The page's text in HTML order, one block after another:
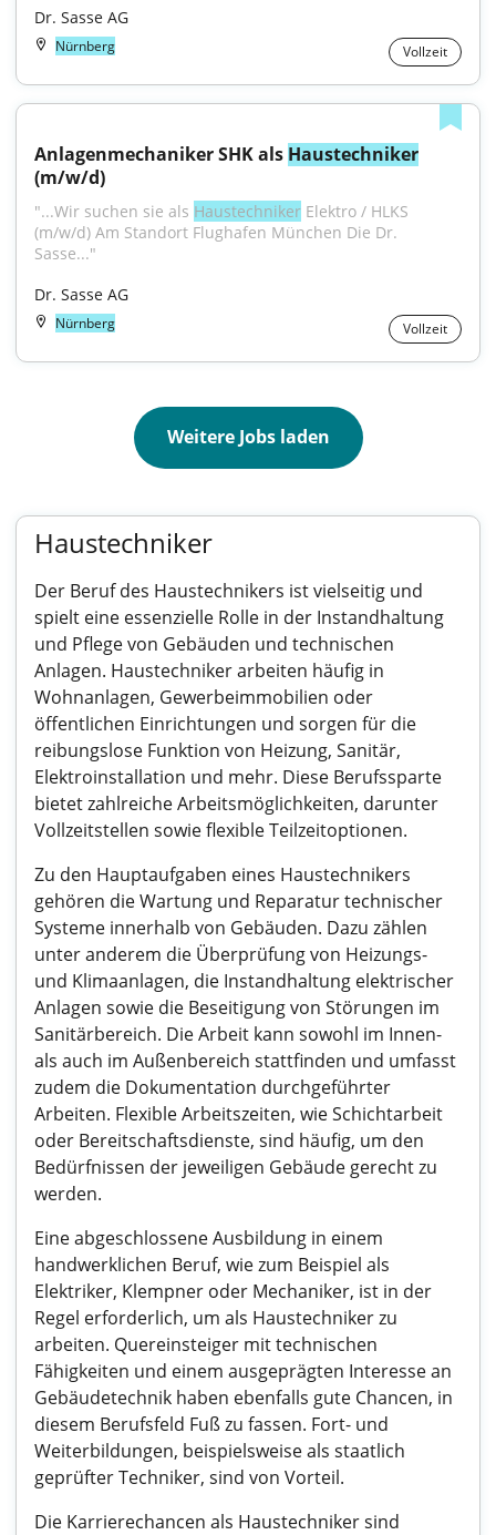
Dr. Sasse AG
Nürnberg Vollzeit
Anlagenmechaniker SHK als Haustechniker
(m/w/d)
"...Wir suchen sie als Haustechniker Elektro / HLKS
(m/w/d) Am Standort Flughafen München Die Dr.
Sasse..."
Dr. Sasse AG
Nürnberg Vollzeit
Weitere Jobs laden
Haustechniker
Der Beruf des Haustechnikers ist vielseitig und
spielt eine essenzielle Rolle in der Instandhaltung
und Pflege von Gebäuden und technischen
Anlagen. Haustechniker arbeiten häufig in
Wohnanlagen, Gewerbeimmobilien oder
öffentlichen Einrichtungen und sorgen für die
reibungslose Funktion von Heizung, Sanitär,
Elektroinstallation und mehr. Diese Berufssparte
bietet zahlreiche Arbeitsmöglichkeiten, darunter
Vollzeitstellen sowie flexible Teilzeitoptionen.
Zu den Hauptaufgaben eines Haustechnikers
gehören die Wartung und Reparatur technischer
Systeme innerhalb von Gebäuden. Dazu zählen
unter anderem die Überprüfung von Heizungs-
und Klimaanlagen, die Instandhaltung elektrischer
Anlagen sowie die Beseitigung von Störungen im
Sanitärbereich. Die Arbeit kann sowohl im Innen-
als auch im Außenbereich stattfinden und umfasst
zudem die Dokumentation durchgeführter
Arbeiten. Flexible Arbeitszeiten, wie Schichtarbeit
oder Bereitschaftsdienste, sind häufig, um den
Bedürfnissen der jeweiligen Gebäude gerecht zu
werden.
Eine abgeschlossene Ausbildung in einem
handwerklichen Beruf, wie zum Beispiel als
Elektriker, Klempner oder Mechaniker, ist in der
Regel erforderlich, um als Haustechniker zu
arbeiten. Quereinsteiger mit technischen
Fähigkeiten und einem ausgeprägten Interesse an
Gebäudetechnik haben ebenfalls gute Chancen, in
diesem Berufsfeld Fuß zu fassen. Fort- und
Weiterbildungen, beispielsweise als staatlich
geprüfter Techniker, sind von Vorteil.
Die Karrierechancen als Haustechniker sind